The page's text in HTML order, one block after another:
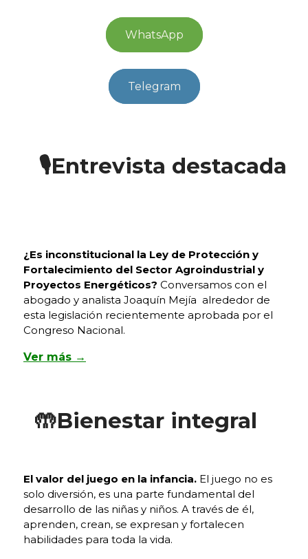
WhatsApp
Telegram
🎙Entrevista destacada
¿Es inconstitucional la Ley de Protección y
Fortalecimiento del Sector Agroindustrial y
Proyectos Energéticos? Conversamos con el
abogado y analista Joaquín Mejía alrededor de
esta legislación recientemente aprobada por el
Congreso Nacional.
Ver más →
🤲Bienestar integral
El valor del juego en la infancia. El juego no es
solo diversión, es una parte fundamental del
desarrollo de las niñas y niños. A través de él,
aprenden, crean, se expresan y fortalecen
habilidades para toda la vida.